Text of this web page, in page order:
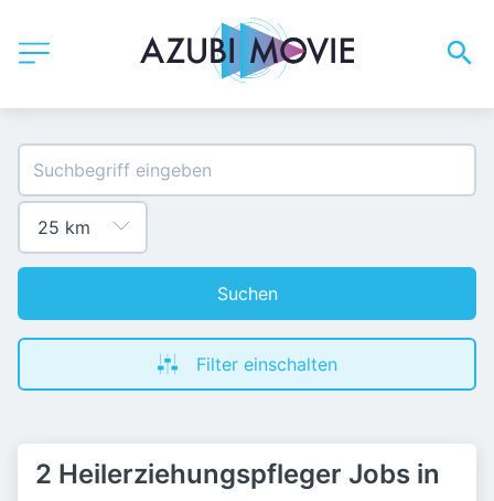
Suchen
Filter einschalten
2 Heilerziehungspfleger Jobs in